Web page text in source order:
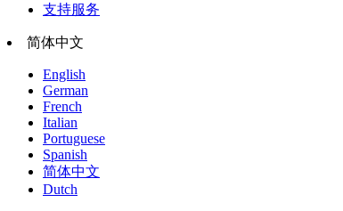
支持服务
简体中文
English
German
French
Italian
Portuguese
Spanish
简体中文
Dutch